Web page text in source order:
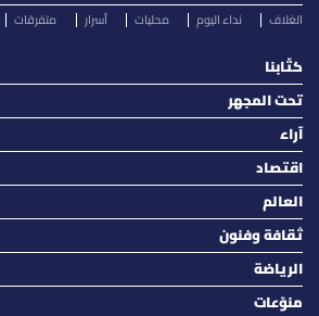
الغلاف نداء اليوم محليات أسرار متفرقات
كتّابنا
تحت المجهر
آراء
اقتصاد
العالم
ثقافة وفنون
الرياضة
منوّعات